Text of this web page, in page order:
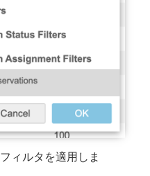
ィルタを適用しま